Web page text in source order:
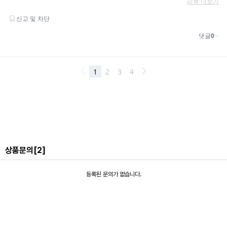
상품문의 [2]
등록된 문의가 없습니다.